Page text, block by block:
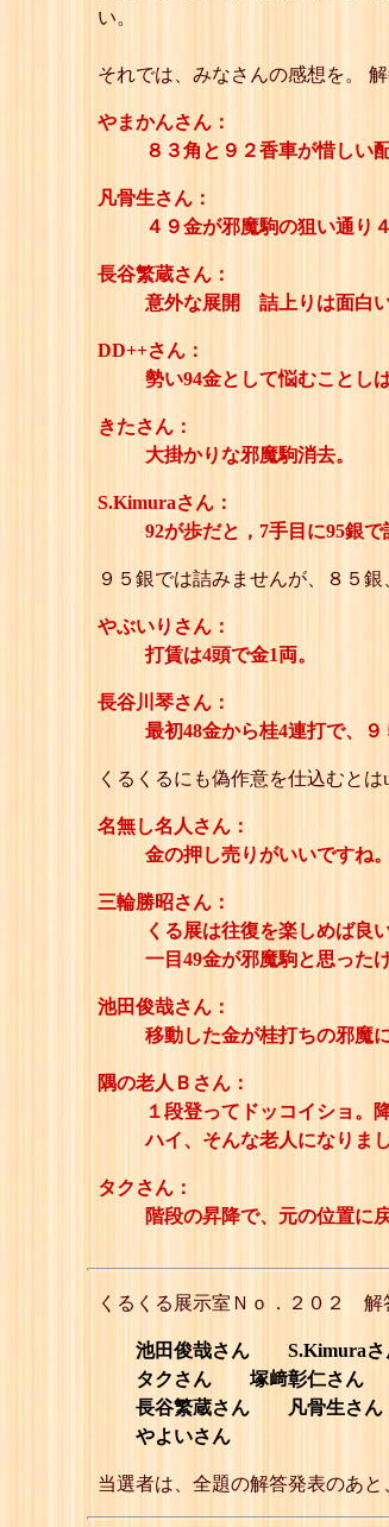
い。
それでは、みなさんの感想を。 解
やまかんさん：
８３角と９２香車が惜しい
凡骨生さん：
４９金が邪魔駒の狙い通り
長谷繁蔵さん：
意外な展開 詰上りは面白
DD++さん：
勢い94金として悩むことしば
きたさん：
大掛かりな邪魔駒消去。
S.Kimuraさん：
92が歩だと，7手目に95銀で
９５銀では詰みませんが、８５
やぶいりさん：
打賃は4頭で金1両。
長谷川琴さん：
最初48金から桂4連打で、
くるくるにも偽作意を仕込むと
名無し名人さん：
金の押し売りがいいですね。
三輪勝昭さん：
くる展は往復を楽しめば良
一目49金が邪魔駒と思った
池田俊哉さん：
移動した金が桂打ちの邪魔
隅の老人Ｂさん：
１段登ってドッコイショ。
ハイ、そんな老人になりまし
タクさん：
階段の昇降で、元の位置に
くるくる展示室Ｎｏ．２０２
池田俊哉さん S.Kimura
タクさん 塚﨑彰仁さん
長谷繁蔵さん 凡骨生さ
やよいさん
当選者は、全題の解答発表のあと